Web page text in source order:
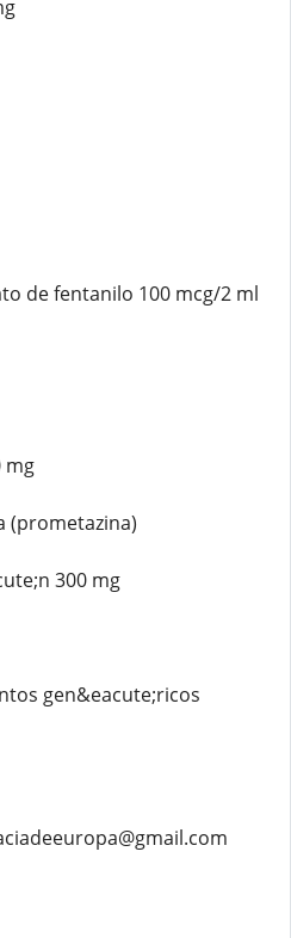
de fentanilo 100 mcg/2 ml
mg
(prometazina)
300 mg
gen&eacute;ricos